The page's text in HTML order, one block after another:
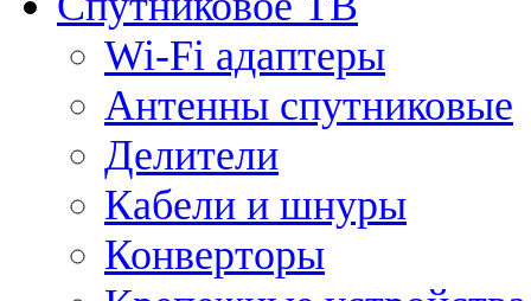
Wi-Fi адаптеры
Антенны спутниковые
Делители
Кабели и шнуры
Конверторы